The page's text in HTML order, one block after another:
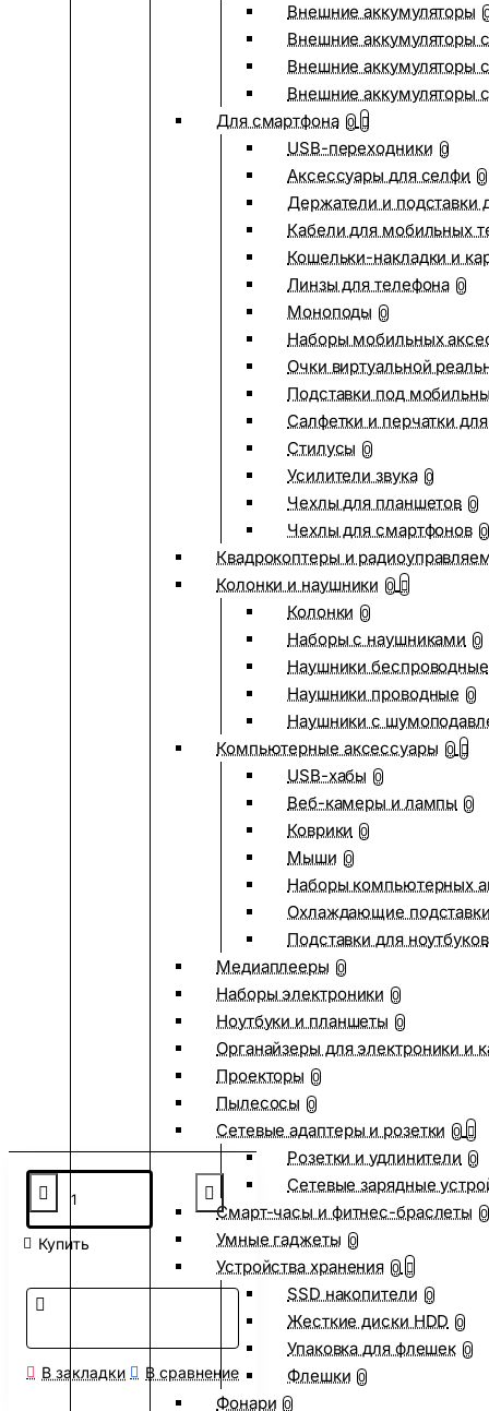
Внешние аккумуляторы
Внешние аккумуляторы
Внешние аккумуляторы
Внешние аккумуляторы
Для смартфона 0
USB-переходники 0
Аксессуары для селфи 0
Держатели и подставки
Кабели для мобильных
Кошельки-накладки и
Линзы для телефона 0
Моноподы 0
Наборы мобильных
Очки виртуальной
Подставки под
Салфетки и перчатки
Стилусы 0
Усилители звука 0
Чехлы для планшетов 0
Чехлы для смартфонов 0
Квадрокоптеры и
Колонки и наушники 0
Колонки 0
Наборы с наушниками 0
Наушники беспроводные
Наушники проводные 0
Наушники с
Компьютерные аксессуары 0
USB-хабы 0
Веб-камеры и лампы 0
Коврики 0
Мыши 0
Наборы компьютерных
Охлаждающие
Подставки для ноутбуков
Медиаплееры 0
Наборы электроники 0
Ноутбуки и планшеты 0
Органайзеры для электроники и
Проекторы 0
Пылесосы 0
Сетевые адаптеры и розетки 0
Розетки и удлинители 0
Сетевые зарядные
Смарт-часы и фитнес-браслеты 0
Умные гаджеты 0
Устройства хранения 0
SSD накопители 0
Жесткие диски HDD 0
Упаковка для флешек 0
Флешки 0
Фонари 0
Купить
В закладки В сравнение